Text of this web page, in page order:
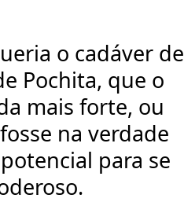
o cadáver de
Pochita, que o
mais forte, ou
na verdade
para se